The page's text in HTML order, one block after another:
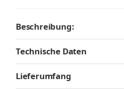
Beschreibung:
Technische Daten
Lieferumfang